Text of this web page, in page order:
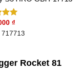
₫
717713
Rocket 81